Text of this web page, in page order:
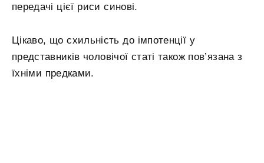
передачі цієї риси синові.
Цікаво, що схильність до імпотенції у
представників чоловічої статі також пов’язана з
їхніми предками.